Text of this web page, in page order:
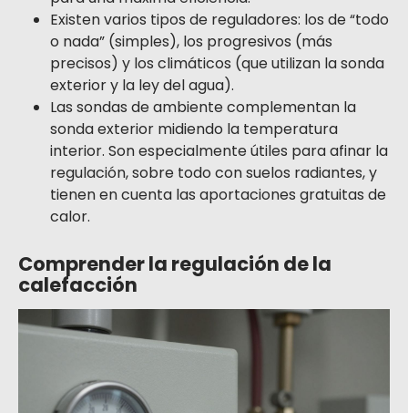
Existen varios tipos de reguladores: los de “todo
o nada” (simples), los progresivos (más
precisos) y los climáticos (que utilizan la sonda
exterior y la ley del agua).
Las sondas de ambiente complementan la
sonda exterior midiendo la temperatura
interior. Son especialmente útiles para afinar la
regulación, sobre todo con suelos radiantes, y
tienen en cuenta las aportaciones gratuitas de
calor.
Comprender la regulación de la
calefacción